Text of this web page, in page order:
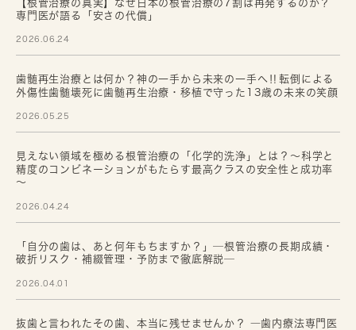
【根管治療の真実】なぜ日本の根管治療の7割は再発するのか？
専門医が語る「安さの代償」
2026.06.24
歯髄再生治療とは何か？神の一手から未来の一手へ‼転倒による
外傷性歯髄壊死に歯髄再生治療・移植で守った13歳の未来の笑顔
2026.05.25
見えない領域を極める根管治療の「化学的洗浄」とは？～科学と
精度のコンビネーションがもたらす最高クラスの安全性と成功率
～
2026.04.24
「自分の歯は、あと何年もちますか？」─根管治療の長期成績・
破折リスク・補綴管理・予防まで徹底解説─
2026.04.01
抜歯と言われたその歯、本当に残せませんか？ ―歯内療法専門医